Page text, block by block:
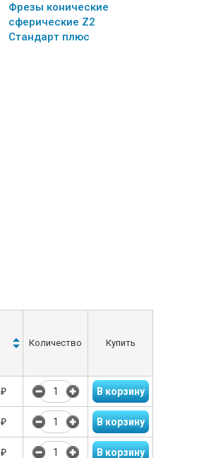
Фрезы конические
сферические Z2
Стандарт плюс
Количество Купить
₽
₽
₽